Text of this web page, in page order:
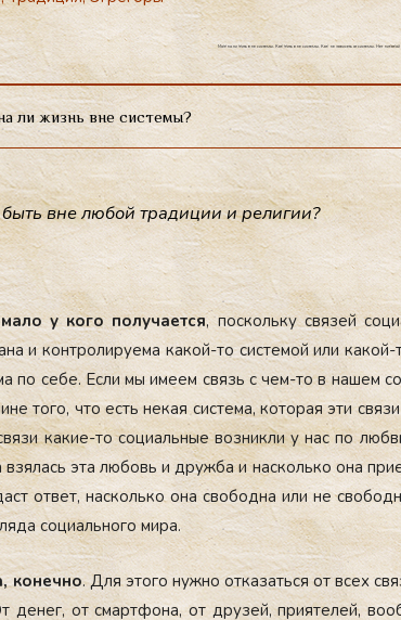
Можно ли жить вне системы. Как жить вне системы. Как не зависеть от системы. Нет
ли жизнь вне системы?
вне лю­бой тра­диции и ре­лигии?
у ко­го по­луча­ет­ся, пос­коль­ку свя­зей
и кон­тро­лиру­ема ка­кой-то сис­те­мой или
по се­бе. Ес­ли мы име­ем связь с чем-то в на­шем
то­го, что есть не­кая сис­те­ма, ко­торая эти
ка­кие-то со­ци­аль­ные воз­никли у нас по
эта лю­бовь и друж­ба и нас­коль­ко она
от­вет, нас­коль­ко она сво­бод­на или не
со­ци­аль­но­го ми­ра.
ко­неч­но. Для это­го нуж­но от­ка­зать­ся от всех
де­нег, от смар­тфо­на, от дру­зей, при­яте­лей,